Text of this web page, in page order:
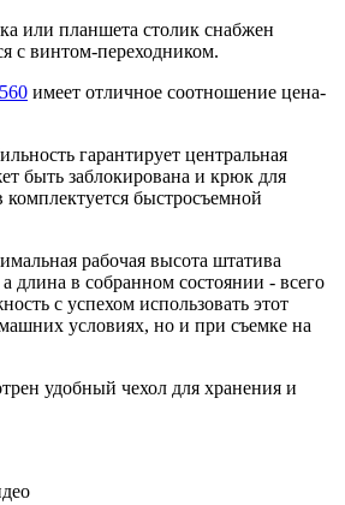
или планшета столик снабжен
с винтом-переходником.
имеет отличное соотношение цена-
гарантирует центральная
быть заблокирована и крюк для
быстросъемной
рабочая высота штатива
а длина в собранном состоянии - всего
с успехом использовать этот
условиях, но и при съемке на
удобный чехол для хранения и